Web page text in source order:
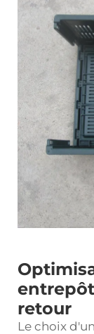
retour
Le choix